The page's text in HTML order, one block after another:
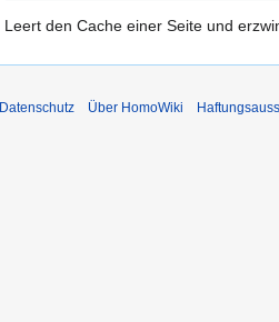
Leert den Cache einer Seite und
Datenschutz Über HomoWiki